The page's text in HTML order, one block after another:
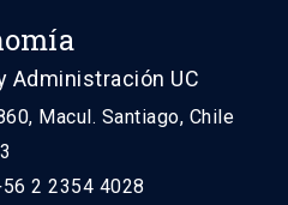
Administración UC
Macul. Santiago, Chile
2 2354 4028